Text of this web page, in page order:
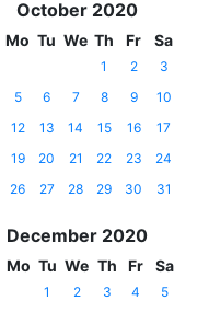
October 2020
Mo Tu We Th Fr Sa
1 2
3
5 6 7 8 9
10
12 13 14 15 16
17
19 20 21 22 23
24
26 27 28 29 30 31
December 2020
Mo Tu We Th Fr Sa
1 2 3 4
5